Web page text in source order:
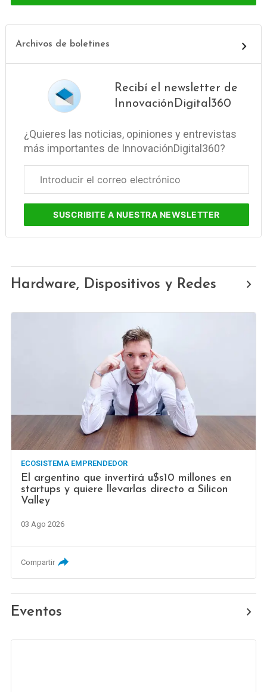
Archivos de boletines
Recibí el newsletter de
InnovaciónDigital360
¿Quieres las noticias, opiniones y entrevistas
más importantes de InnovaciónDigital360?
electrónico
SUSCRIBITE A NUESTRA NEWSLETTER
Hardware, Dispositivos y Redes
ECOSISTEMA EMPRENDEDOR
El argentino que invertirá u$s10 millones en
startups y quiere llevarlas directo a Silicon
Valley
03 Ago 2026
Compartir
Eventos